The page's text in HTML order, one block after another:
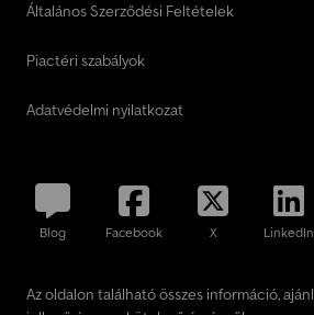
Általános Szerződési Feltételek
Piactéri szabályok
Adatvédelmi nyilatkozat
Blog Facebook X LinkedIn
Az oldalon található összes információ,